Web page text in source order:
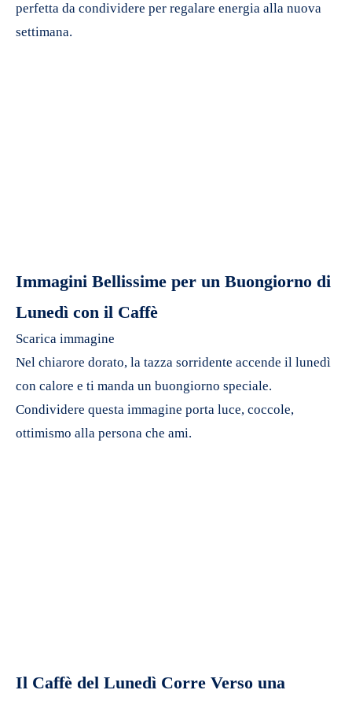
perfetta da condividere per regalare energia alla nuova
settimana.
Immagini Bellissime per un Buongiorno di
Lunedì con il Caffè
Scarica immagine
Nel chiarore dorato, la tazza sorridente accende il lunedì
con calore e ti manda un buongiorno speciale.
Condividere questa immagine porta luce, coccole,
ottimismo alla persona che ami.
Il Caffè del Lunedì Corre Verso una